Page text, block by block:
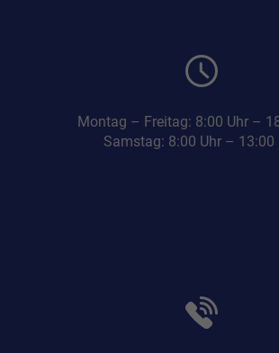
Montag – Freitag: 8:00 Uhr –
Samstag: 8:00 Uhr – 13:00